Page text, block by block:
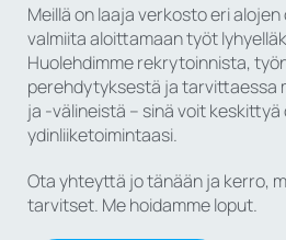
Meillä on laaja verkosto eri
valmiita aloittamaan työt
Huolehdimme rekrytoinnista,
perehdytyksestä ja tarvittaessa
ja -välineistä – sinä voit keskittyä
ydinliiketoimintaasi.
Ota yhteyttä jo tänään ja kerro,
tarvitset. Me hoidamme loput.